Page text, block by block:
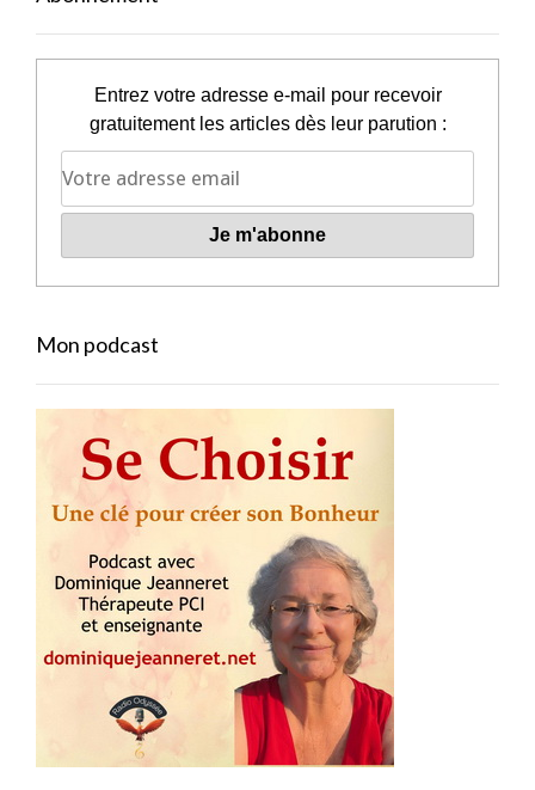
Entrez votre adresse e-mail pour recevoir
gratuitement les articles dès leur parution :
Mon podcast